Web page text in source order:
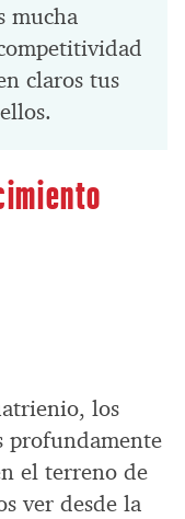
mucha
claros tus
los
profundamente
el terreno de
ver desde la